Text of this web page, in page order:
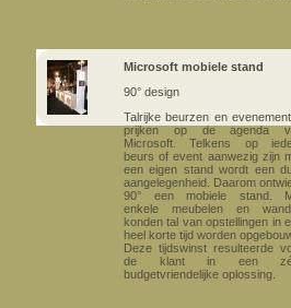
Microsoft mobiele stand
90° design
Talrijke beurzen en
prijken op de agenda
Microsoft. Telkens op
beurs of event aanwezig zijn
een eigen stand wordt een
aangelegenheid. Daarom
90° een mobiele stand.
enkele meubelen en
konden tal van opstellingen in
heel korte tijd worden
Deze tijdswinst resulteerde
de klant in een
budgetvriendelijke oplossing.